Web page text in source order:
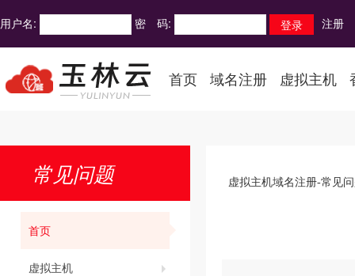
用户名: 密 码: 注册
首页 域名注册 虚拟主机
常见问题
首页
虚拟主机
虚拟主机域名注册-常见